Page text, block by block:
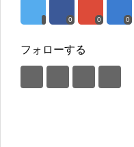
0 0 0
フォローする